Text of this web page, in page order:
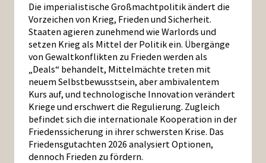
Die imperialistische Großmachtpolitik ändert die
Vorzeichen von Krieg, Frieden und Sicherheit.
Staaten agieren zunehmend wie Warlords und
setzen Krieg als Mittel der Politik ein. Übergänge
von Gewaltkonflikten zu Frieden werden als
„Deals“ behandelt, Mittelmächte treten mit
neuem Selbstbewusstsein, aber ambivalentem
Kurs auf, und technologische Innovation verändert
Kriege und erschwert die Regulierung. Zugleich
befindet sich die internationale Kooperation in der
Friedenssicherung in ihrer schwersten Krise. Das
Friedensgutachten 2026 analysiert Optionen,
dennoch Frieden zu fördern.